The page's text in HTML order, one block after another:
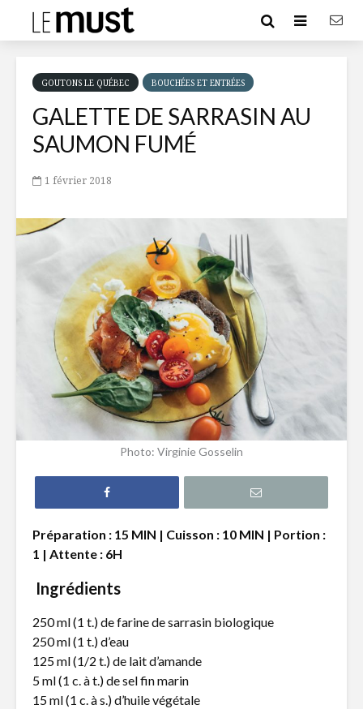
GOUTONS LE QUÉBEC BOUCHÉES ET ENTRÉES
GALETTE DE SARRASIN AU
SAUMON FUMÉ
1 février 2018
Photo: Virginie Gosselin
Préparation : 15 MIN | Cuisson : 10 MIN | Portion :
1 | Attente : 6H
Ingrédients
250 ml (1 t.) de farine de sarrasin biologique
250 ml (1 t.) d’eau
125 ml (1/2 t.) de lait d’amande
5 ml (1 c. à t.) de sel fin marin
15 ml (1 c. à s.) d’huile végétale
Gnocchis au
canard effiloché
Croquettes de
au cari
Tartare de bœuf au
cheddar fort
Roulade
saumon
fromage
chèvre,
séchées